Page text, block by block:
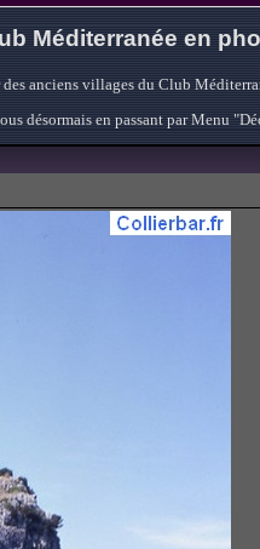
Méditerranée en
anciens villages du Club
désormais en passant par Menu